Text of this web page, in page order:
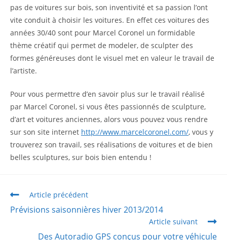
pas de voitures sur bois, son inventivité et sa passion l’ont
vite conduit à choisir les voitures. En effet ces voitures des
années 30/40 sont pour Marcel Coronel un formidable
thème créatif qui permet de modeler, de sculpter des
formes généreuses dont le visuel met en valeur le travail de
l’artiste.
Pour vous permettre d’en savoir plus sur le travail réalisé
par Marcel Coronel, si vous êtes passionnés de sculpture,
d’art et voitures anciennes, alors vous pouvez vous rendre
sur son site internet http://www.marcelcoronel.com/, vous y
trouverez son travail, ses réalisations de voitures et de bien
belles sculptures, sur bois bien entendu !
Article précédent
Prévisions saisonnières hiver 2013/2014
Article suivant
Des Autoradio GPS conçus pour votre véhicule